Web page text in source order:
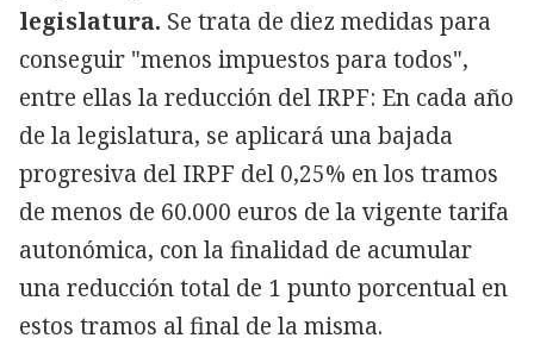
legislatura. Se trata de diez medidas para
conseguir "menos impuestos para todos",
entre ellas la reducción del IRPF: En cada año
de la legislatura, se aplicará una bajada
progresiva del IRPF del 0,25% en los tramos
de menos de 60.000 euros de la vigente tarifa
autonómica, con la finalidad de acumular
una reducción total de 1 punto porcentual en
estos tramos al final de la misma.